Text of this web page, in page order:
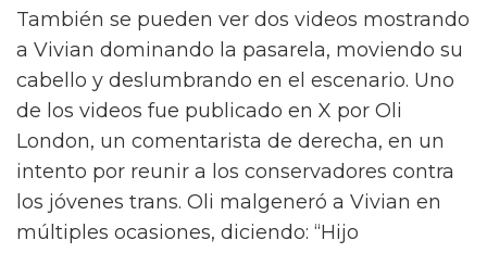
También se pueden ver dos videos mostrando
a Vivian dominando la pasarela, moviendo su
cabello y deslumbrando en el escenario. Uno
de los videos fue publicado en X por Oli
London, un comentarista de derecha, en un
intento por reunir a los conservadores contra
los jóvenes trans. Oli malgeneró a Vivian en
múltiples ocasiones, diciendo: “Hijo